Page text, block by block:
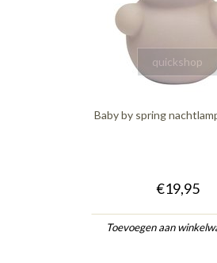
quickshop
Baby by spring
€19,95
Toevoegen aan